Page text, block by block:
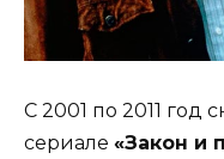
С 2001 по 2011 год
сериале «Закон и